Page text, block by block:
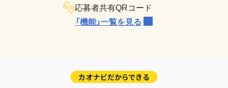
応募者共有QRコード
「機能」一覧を見る
カオナビだからできる